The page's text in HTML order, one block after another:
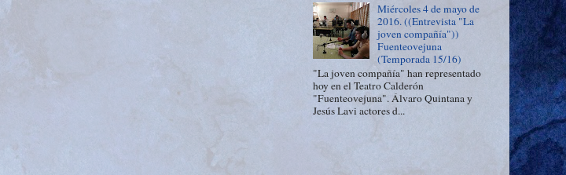
Miércoles 4 de mayo de
2016. ((Entrevista "La
joven compañía"))
Fuenteovejuna
(Temporada 15/16)
"La joven compañía" han representado
hoy en el Teatro Calderón
"Fuenteovejuna". Álvaro Quintana y
Jesús Lavi actores d...